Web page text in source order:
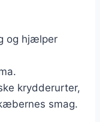
og hjælper
krydderurter,
smag.